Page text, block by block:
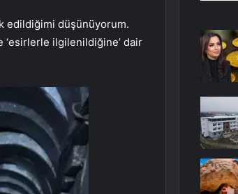
edildiğimi düşünüyorum.
‘esirlerle ilgilenildiğine’ dair